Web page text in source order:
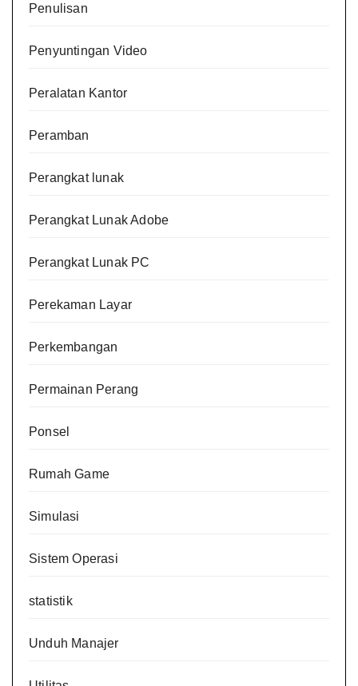
Penulisan
Penyuntingan Video
Peralatan Kantor
Peramban
Perangkat lunak
Perangkat Lunak Adobe
Perangkat Lunak PC
Perekaman Layar
Perkembangan
Permainan Perang
Ponsel
Rumah Game
Simulasi
Sistem Operasi
statistik
Unduh Manajer